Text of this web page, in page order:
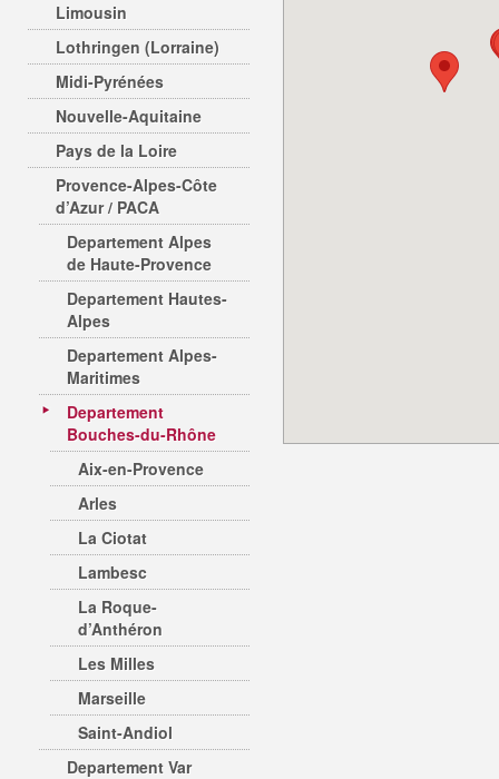
Limousin
Lothringen (Lorraine)
Midi-Pyrénées
Nouvelle-Aquitaine
Pays de la Loire
Provence-Alpes-Côte
d’Azur / PACA
Departement Alpes
de Haute-Provence
Departement Hautes-
Alpes
Departement Alpes-
Maritimes
Departement
Bouches-du-Rhône
Aix-en-Provence
Arles
La Ciotat
Lambesc
La Roque-
d’Anthéron
Les Milles
Marseille
Saint-Andiol
Departement Var